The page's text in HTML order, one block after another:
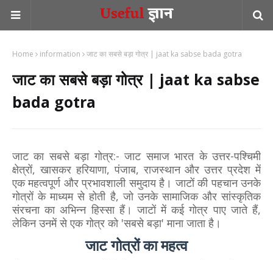
Home information जाट का सबसे बड़ा गोत्र | jaat ka sabse bada gotra
जाट का सबसे बड़ा गोत्र | jaat ka sabse
bada gotra
जाट का सबसे बड़ा गोत्र:- जाट समाज भारत के उत्तर-पश्चिमी
क्षेत्रों, खासकर हरियाणा, पंजाब, राजस्थान और उत्तर प्रदेश में
एक महत्वपूर्ण और प्रभावशाली समुदाय है। जाटों की पहचान उनके
गोत्रों के माध्यम से होती है, जो उनके सामाजिक और सांस्कृतिक
संरचना का अभिन्न हिस्सा हैं। जाटों में कई गोत्र पाए जाते हैं,
लेकिन उनमें से एक गोत्र को 'सबसे बड़ा' माना जाता है।
जाट गोत्रों का महत्व